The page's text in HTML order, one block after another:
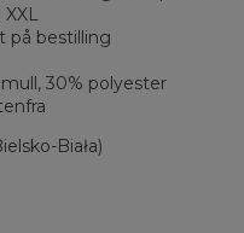
XXL
på bestilling
30% polyester
Biała)